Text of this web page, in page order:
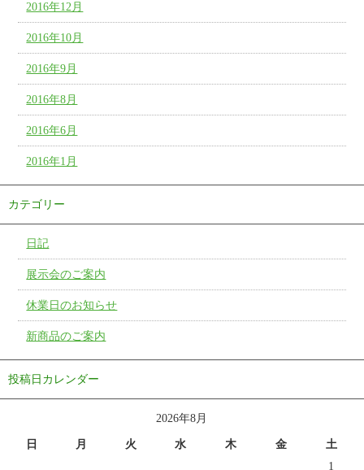
2016年12月
2016年10月
2016年9月
2016年8月
2016年6月
2016年1月
カテゴリー
日記
展示会のご案内
休業日のお知らせ
新商品のご案内
投稿日カレンダー
2026年8月
日 月 火 水 木 金
土
1